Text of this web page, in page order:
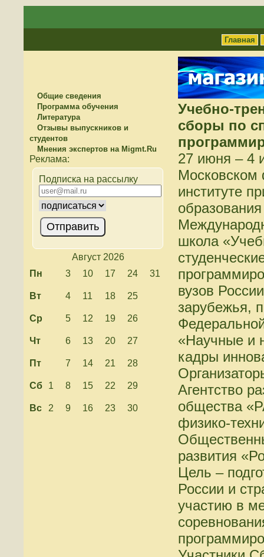
Главная
Общие сведения
Программа обучения
Литература
Отзывы выпускников и
студентов
Мнения экспертов на Migmt.Ru
Подписка на рассылку
Август 2026
Пн
3 10 17 24 31
Вт 4 11 18 25
Ср 5 12 19 26
Чт 6 13 20 27
Пт 7 14 21 28
Сб 1 8 15 22 29
Вс 2 9 16 23 30
Учебно-
сборы по
27 июня – 4
Московском
институте
школа
вузов
зарубежья,
«Научные и
кадры
Агентство
общества
физико-
развития
Цель –
России и
участию в